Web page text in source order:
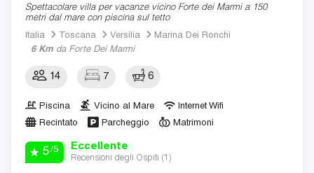
Spettacolare villa per vacanze vicino Forte dei Marmi a 150
metri dal mare con piscina sul tetto
Italia
Toscana Versilia
Marina Dei Ronchi
6 Km da Forte Dei Marmi
14 7 6
Piscina Vicino al Mare
Internet Wifi
Recintato
Parcheggio Matrimoni
5/5 Eccellente
Recensioni degli Ospiti (1 )